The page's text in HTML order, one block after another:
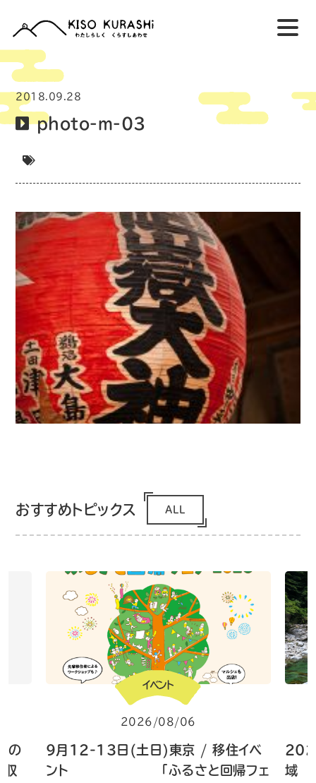
2018.09.28
photo-m-03
おすすめトピックス ALL
の
収
イベント
2026/08/06
9月12-13日(土日)東京 / 移住イベ
ント 「ふるさと回帰フェ
域